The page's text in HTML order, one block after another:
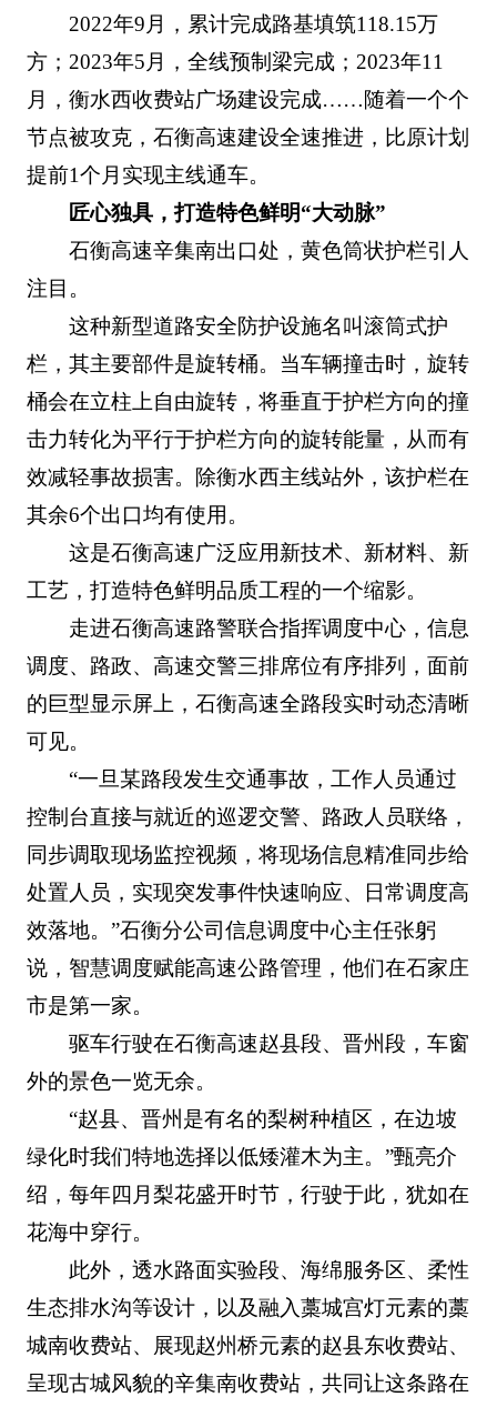
2022年9月，累计完成路基填筑118.15万
方；2023年5月，全线预制梁完成；2023年11
月，衡水西收费站广场建设完成……随着一个个
节点被攻克，石衡高速建设全速推进，比原计划
提前1个月实现主线通车。
匠心独具，打造特色鲜明“大动脉”
石衡高速辛集南出口处，黄色筒状护栏引人
注目。
这种新型道路安全防护设施名叫滚筒式护
栏，其主要部件是旋转桶。当车辆撞击时，旋转
桶会在立柱上自由旋转，将垂直于护栏方向的撞
击力转化为平行于护栏方向的旋转能量，从而有
效减轻事故损害。除衡水西主线站外，该护栏在
其余6个出口均有使用。
这是石衡高速广泛应用新技术、新材料、新
工艺，打造特色鲜明品质工程的一个缩影。
走进石衡高速路警联合指挥调度中心，信息
调度、路政、高速交警三排席位有序排列，面前
的巨型显示屏上，石衡高速全路段实时动态清晰
可见。
“一旦某路段发生交通事故，工作人员通过
控制台直接与就近的巡逻交警、路政人员联络，
同步调取现场监控视频，将现场信息精准同步给
处置人员，实现突发事件快速响应、日常调度高
效落地。”石衡分公司信息调度中心主任张躬
说，智慧调度赋能高速公路管理，他们在石家庄
市是第一家。
驱车行驶在石衡高速赵县段、晋州段，车窗
外的景色一览无余。
“赵县、晋州是有名的梨树种植区，在边坡
绿化时我们特地选择以低矮灌木为主。”甄亮介
绍，每年四月梨花盛开时节，行驶于此，犹如在
花海中穿行。
此外，透水路面实验段、海绵服务区、柔性
生态排水沟等设计，以及融入藁城宫灯元素的藁
城南收费站、展现赵州桥元素的赵县东收费站、
呈现古城风貌的辛集南收费站，共同让这条路在